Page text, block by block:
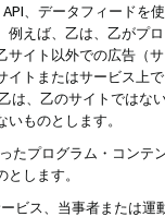
、データフィード
えば、乙は、乙がプ
イト以外での広告（
トまたはサービス上
は、乙のサイトでは
ものとします。
たプログラム・コン
します。
ビス、当事者または